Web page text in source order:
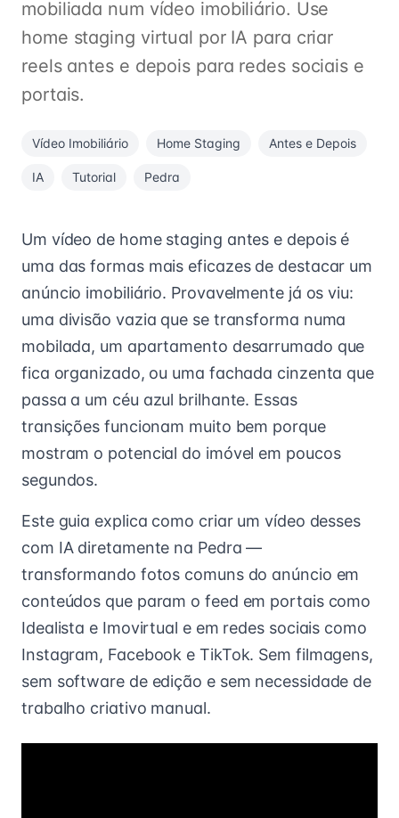
mobiliada num vídeo imobiliário. Use
home staging virtual por IA para criar
reels antes e depois para redes sociais e
portais.
Vídeo Imobiliário Home Staging Antes e Depois
IA Tutorial Pedra
Um vídeo de home staging antes e depois é
uma das formas mais eficazes de destacar um
anúncio imobiliário. Provavelmente já os viu:
uma divisão vazia que se transforma numa
mobilada, um apartamento desarrumado que
fica organizado, ou uma fachada cinzenta que
passa a um céu azul brilhante. Essas
transições funcionam muito bem porque
mostram o potencial do imóvel em poucos
segundos.
Este guia explica como criar um vídeo desses
com IA diretamente na Pedra —
transformando fotos comuns do anúncio em
conteúdos que param o feed em portais como
Idealista e Imovirtual e em redes sociais como
Instagram, Facebook e TikTok. Sem filmagens,
sem software de edição e sem necessidade de
trabalho criativo manual.